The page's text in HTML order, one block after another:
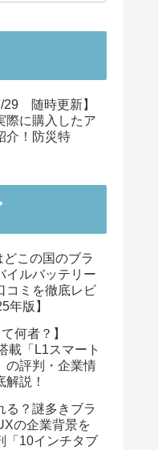
29 随時更新】
際に購入したア
介！防災特
どこの国のブラ
イルバッテリー
コミを徹底レビ
年版】
何者？】
載「L1スマート
の評判・企業情
解説！
る？謎多きブラ
の企業背景を
「10インチタブ